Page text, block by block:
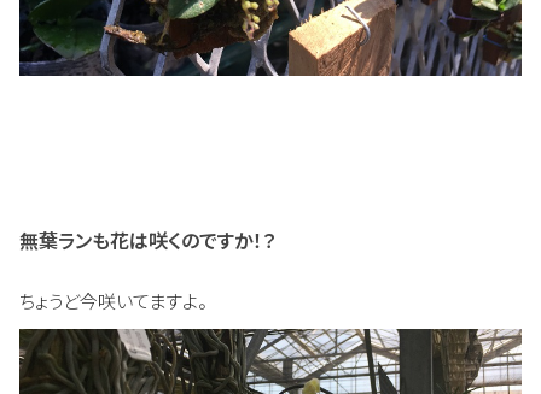
無葉ランも花は咲くのですか！？
ちょうど今咲いてますよ。